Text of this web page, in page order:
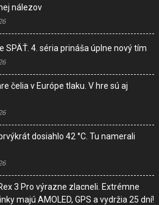
nálezov
SPÄŤ. 4. séria prináša úplne nový tím
čelia v Európe tlaku. V hre sú aj
dosiahlo 42 °C. Tu namerali
3 Pro výrazne zlacneli. Extrémne
majú AMOLED, GPS a vydržia 25 dní!